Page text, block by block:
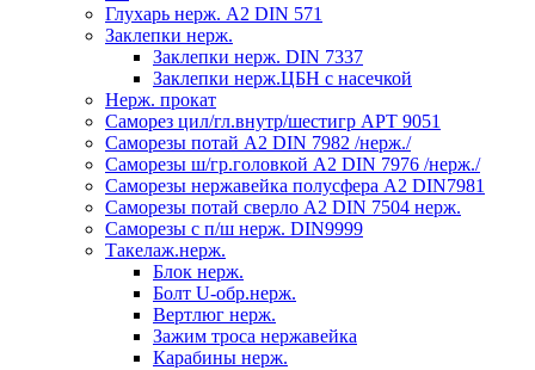
Глухарь нерж. А2 DIN 571
Заклепки нерж.
Заклепки нерж. DIN 7337
Заклепки нерж.ЦБН с насечкой
Нерж. прокат
Саморез цил/гл.внутр/шестигр АРТ 9051
Саморезы потай А2 DIN 7982 /нерж./
Саморезы ш/гр.головкой А2 DIN 7976 /нерж./
Саморезы нержавейка полусфера А2 DIN7981
Саморезы потай сверло А2 DIN 7504 нерж.
Саморезы с п/ш нерж. DIN9999
Такелаж.нерж.
Блок нерж.
Болт U-обр.нерж.
Вертлюг нерж.
Зажим троса нержавейка
Карабины нерж.